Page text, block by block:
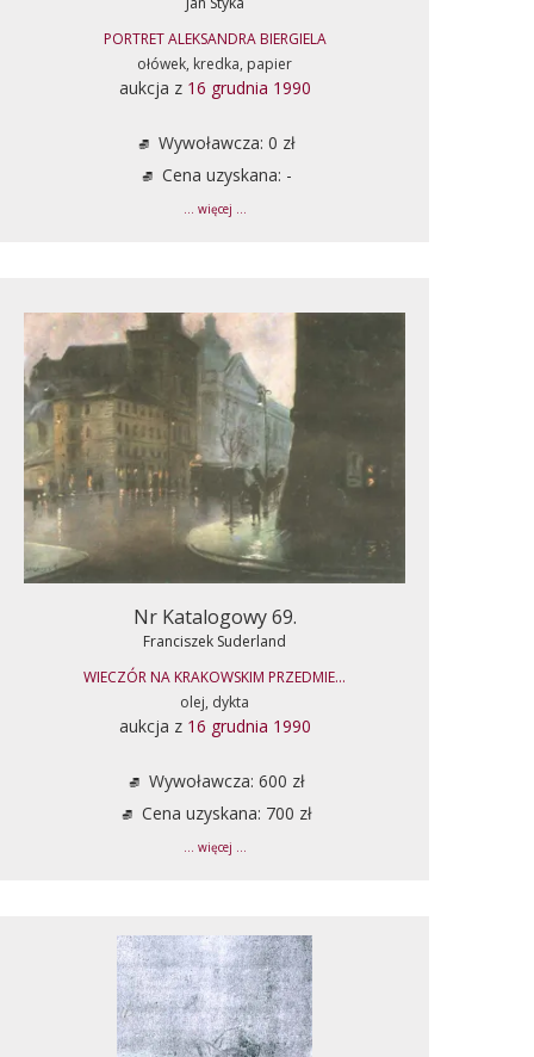
PORTRET ALEKSANDRA BIERGIELA
ołówek, kredka, papier
aukcja z 16 grudnia 1990
Wywoławcza: 0 zł
Cena uzyskana: -
... więcej ...
Nr Katalogowy 69.
Franciszek Suderland
WIECZÓR NA KRAKOWSKIM PRZEDMIE...
olej, dykta
aukcja z 16 grudnia 1990
Wywoławcza: 600 zł
Cena uzyskana: 700 zł
... więcej ...